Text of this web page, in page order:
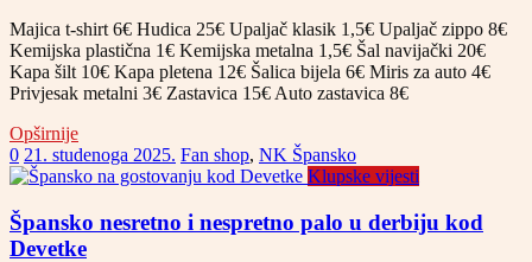
Majica t-shirt 6€ Hudica 25€ Upaljač klasik 1,5€ Upaljač zippo 8€
Kemijska plastična 1€ Kemijska metalna 1,5€ Šal navijački 20€
Kapa šilt 10€ Kapa pletena 12€ Šalica bijela 6€ Miris za auto 4€
Privjesak metalni 3€ Zastavica 15€ Auto zastavica 8€
Opširnije
0 21. studenoga 2025. Fan shop, NK Špansko
Klupske vijesti
Špansko nesretno i nespretno palo u derbiju kod
Devetke